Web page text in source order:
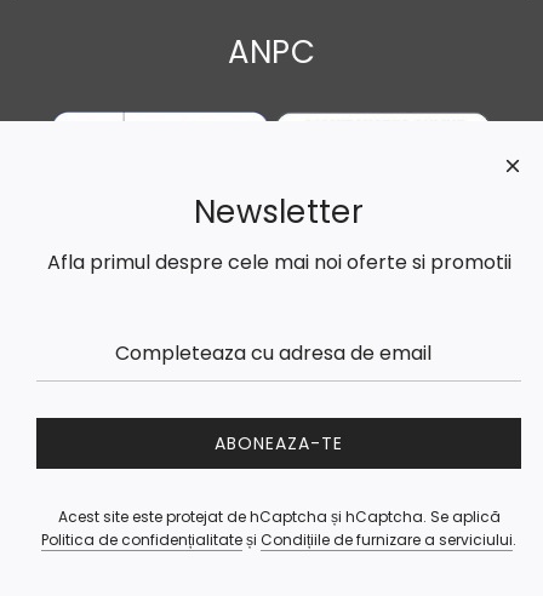
ANPC
© 2026, UnicBrands.ro Guess | Liu Jo | Stefanel
Newsletter
Afla primul despre cele mai noi oferte si promotii
ABONEAZA-TE
Acest site este protejat de hCaptcha și hCaptcha. Se aplică
Politica de confidențialitateși Condițiile de furnizare a serviciului.